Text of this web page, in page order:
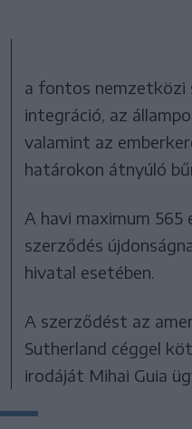
a fontos nemzetközi
integráció, az
valamint az
határokon átnyúló
A havi maximum
szerződés
hivatal esetében.
A szerződést az
Sutherland céggel
irodáját Mihai Guia